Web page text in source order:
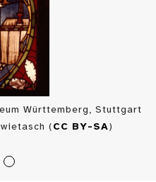
Württemberg, Stuttgart
( CC BY-SA)